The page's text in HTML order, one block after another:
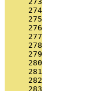
     274
     275
     276
     277
     278
     279
     280
     281
     282
     283